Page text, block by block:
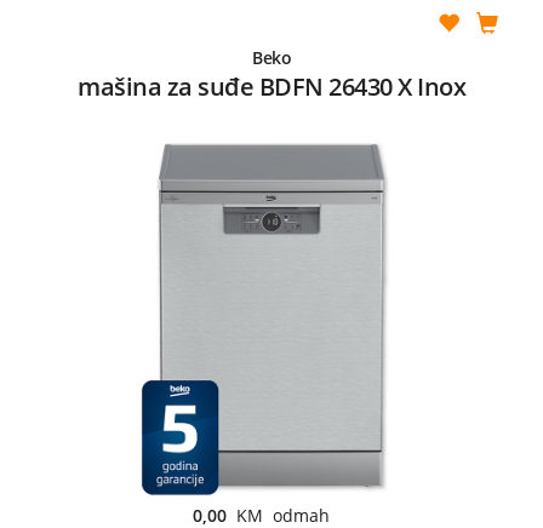
Beko
mašina za suđe BDFN 26430 X Inox
0,00 KM odmah